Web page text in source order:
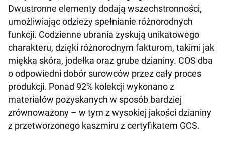
Dwustronne elementy dodają wszechstronności,
umożliwiając odzieży spełnianie różnorodnych
funkcji. Codzienne ubrania zyskują unikatowego
charakteru, dzięki różnorodnym fakturom, takimi jak
miękka skóra, jodełka oraz grube dzianiny. COS dba
o odpowiedni dobór surowców przez cały proces
produkcji. Ponad 92% kolekcji wykonano z
materiałów pozyskanych w sposób bardziej
zrównoważony – w tym z wysokiej jakości dzianiny
z przetworzonego kaszmiru z certyfikatem GCS.